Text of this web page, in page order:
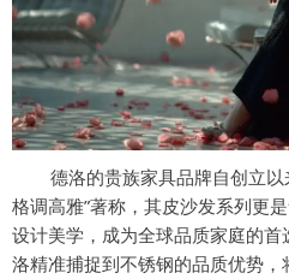
德洛的贵族家具品牌自创立以
格调高雅”著称，其皮沙发系列更
设计美学，成为全球品质家庭的
洛精准捕捉到不锈钢的品质优势